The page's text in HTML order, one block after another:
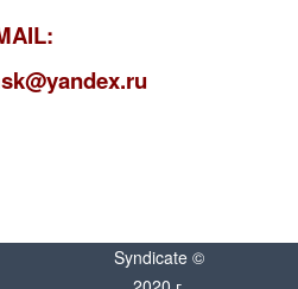
Syndicate ©